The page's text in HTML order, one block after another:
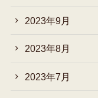
2023年9月
2023年8月
2023年7月